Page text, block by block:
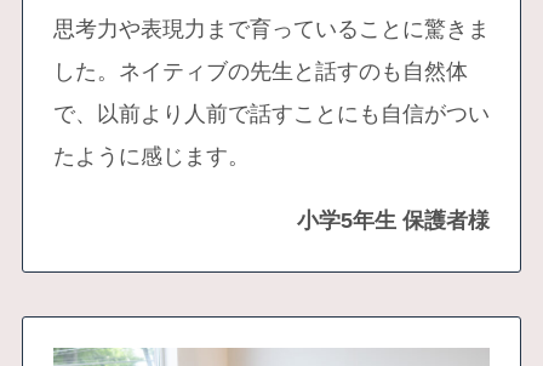
思考力や表現力まで育っていることに驚きま
した。ネイティブの先生と話すのも自然体
で、以前より人前で話すことにも自信がつい
たように感じます。
小学5年生 保護者様